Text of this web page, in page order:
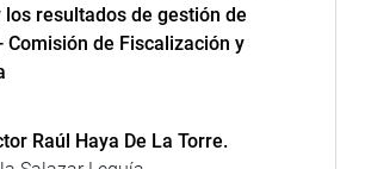
los resultados de gestión de
Comisión de Fiscalización y
Raúl Haya De La Torre.